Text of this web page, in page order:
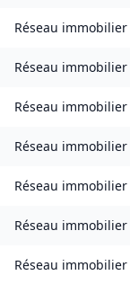
Réseau immobilier
Réseau immobilier
Réseau immobilier
Réseau immobilier
Réseau immobilier
Réseau immobilier
Réseau immobilier